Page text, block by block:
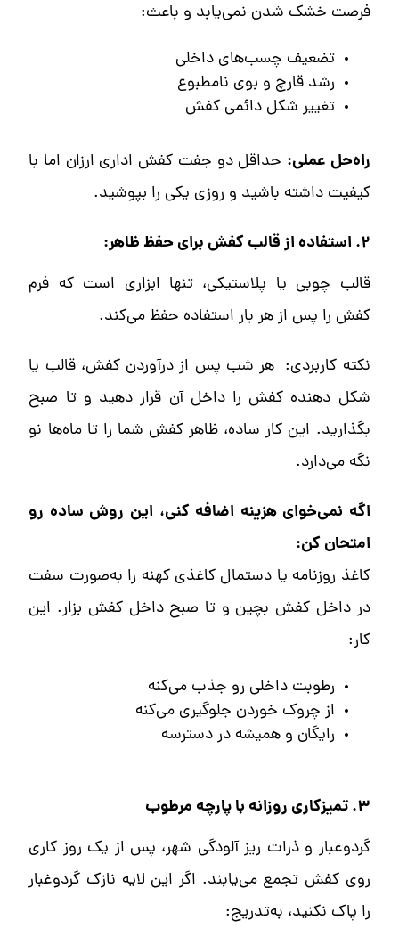
فرصت خشک شدن نمی‌یابد و باعث:
تضعیف چسب‌های داخلی
رشد قارچ و بوی نامطبوع
تغییر شکل دائمی کفش
راه‌حل عملی: حداقل دو جفت کفش اداری ارزان اما با
کیفیت داشته باشید و روزی یکی را بپوشید.
۲. استفاده از قالب کفش برای حفظ ظاهر:
قالب چوبی یا پلاستیکی، تنها ابزاری است که فرم
کفش را پس از هر بار استفاده حفظ می‌کند.
نکته کاربردی: هر شب پس از درآوردن کفش، قالب یا
شکل دهنده کفش را داخل آن قرار دهید و تا صبح
بگذارید. این کار ساده، ظاهر کفش شما را تا ماه‌ها نو
نگه می‌دارد.
اگه نمی‌خوای هزینه اضافه کنی، این روش ساده رو
امتحان کن:
کاغذ روزنامه یا دستمال کاغذی کهنه را به‌صورت سفت
در داخل کفش بچین و تا صبح داخل کفش بزار. این
کار:
رطوبت داخلی رو جذب می‌کنه
از چروک خوردن جلوگیری می‌کنه
رایگان و همیشه در دسترسه
۳. تمیزکاری روزانه با پارچه مرطوب
گردوغبار و ذرات ریز آلودگی شهر، پس از یک روز کاری
روی کفش تجمع می‌یابند. اگر این لایه نازک گردوغبار
را پاک نکنید، به‌تدریج: